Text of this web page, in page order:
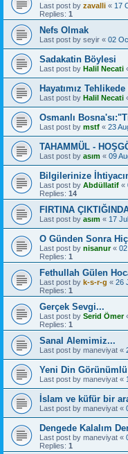
Last post by zavalli « 17
Replies: 1
Nefs Olmak
Last post by seyir « 02
Sadakatin Böylesi
Last post by Halil Necati
Hayatımız
Last post by Halil Necati
Osmanlı
Last post by mstf « 23
TAHAMMÜL -
Last post by asım « 09
Bilgilerinize
Last post by Abdüllatif «
Replies: 14
FIRTINA
Last post by asım « 17
O Günden Sonra
Last post by nisanur«
Replies: 1
Fethullah Gülen
Last post by k-s-r-g « 26
Replies: 1
Gerçek Sevgi...
Last post by Serid Ömer
Replies: 1
Sanal Alemimiz...
Last post by maneviyat «
Yeni Din Görünümlü
Last post by maneviyat «
İslam ve küfür bir
Last post by maneviyat «
Dengede Kalalım
Last post by maneviyat «
Replies: 1